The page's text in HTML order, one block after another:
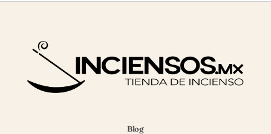
Blog